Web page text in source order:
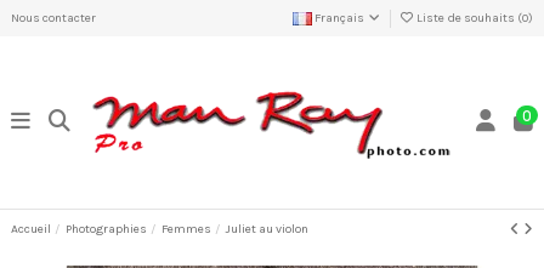
Nous contacter Français Liste de souhaits (0)
0
Accueil Photographies Femmes Juliet au violon